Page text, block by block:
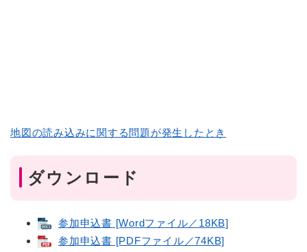
地図の読み込みに関する問題が発生したとき
ダウンロード
参加申込書 [Wordファイル／18KB]
参加申込書 [PDFファイル／74KB]